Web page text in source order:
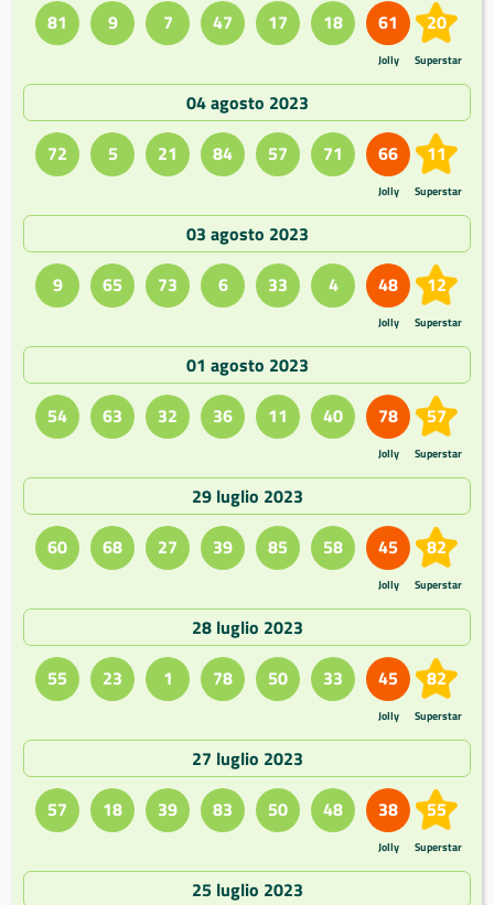
81 9 7 47 17 18 61
Jolly
20
Superstar
04 agosto 2023
72
5 21 84 57 71 66
Jolly
11
Superstar
03 agosto 2023
9
65 73 6 33 4 48
Jolly
12
Superstar
01 agosto 2023
54
63 32 36 11 40 78
Jolly
57
Superstar
29 luglio 2023
60
68 27 39 85 58 45
Jolly
82
Superstar
28 luglio 2023
55
23 1 78 50 33 45
Jolly
82
Superstar
27 luglio 2023
57
18 39 83 50 48 38
Jolly
55
Superstar
25 luglio 2023